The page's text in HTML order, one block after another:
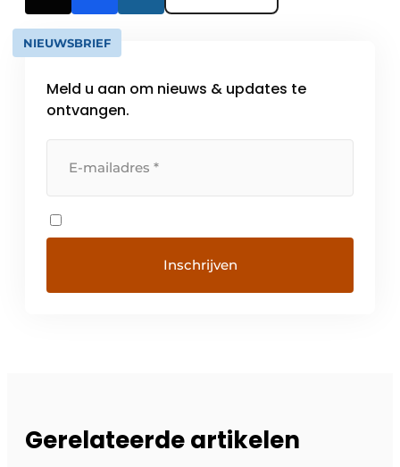
NIEUWSBRIEF
Meld u aan om nieuws & updates te
ontvangen.
Gerelateerde artikelen